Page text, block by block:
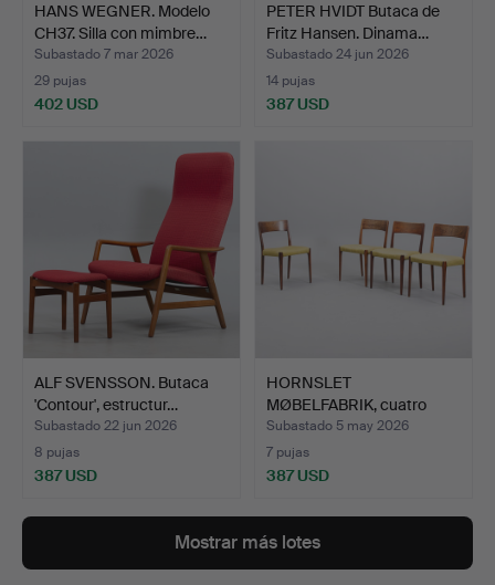
HANS WEGNER. Modelo
CH37. Silla con mimbre…
Subastado 7 mar 2026
29 pujas
402 USD
PETER HVIDT Butaca de
Fritz Hansen. Dinama…
Subastado 24 jun 2026
14 pujas
387 USD
ALF SVENSSON. Butaca
'Contour', estructur…
Subastado 22 jun 2026
8 pujas
387 USD
HORNSLET
MØBELFABRIK, cuatro
sillas de pal…
Subastado 5 may 2026
7 pujas
387 USD
Mostrar más lotes